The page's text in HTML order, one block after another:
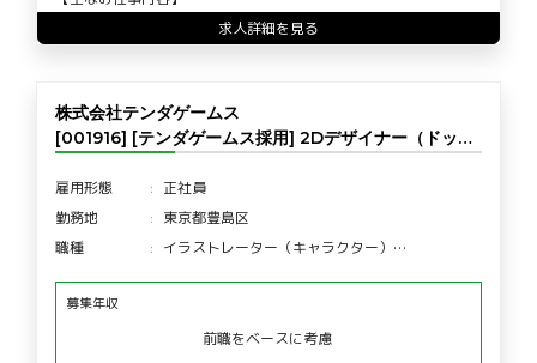
求人詳細を見る
株式会社テンダゲームス
[001916] [テンダゲームス採用] 2Dデザイナー（ドッ…
雇用形態
正社員
勤務地
東京都豊島区
職種
イラストレーター（キャラクター）…
募集年収
前職をベースに考慮